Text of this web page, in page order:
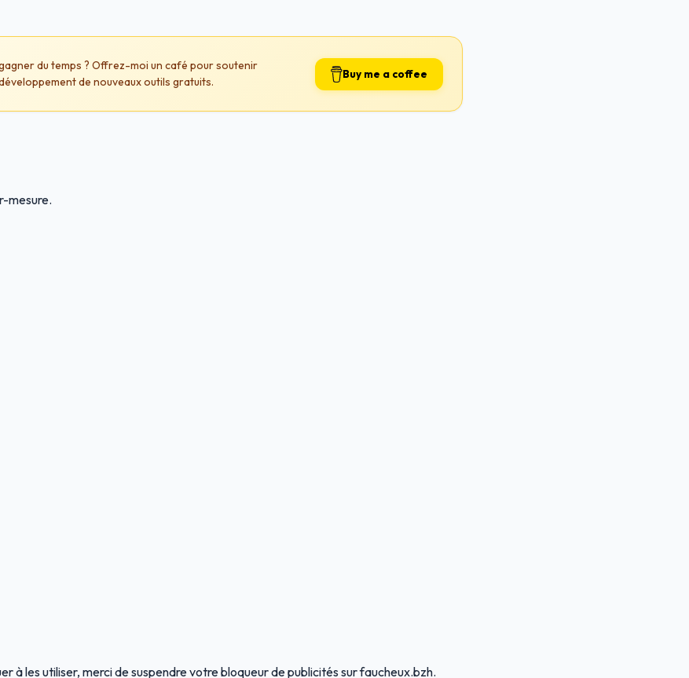
du temps ? Offrez-moi un café pour soutenir
de nouveaux outils gratuits.
Buy me a coffee
mesure.
à les utiliser, merci de suspendre votre bloqueur de publicités sur faucheux.bzh.